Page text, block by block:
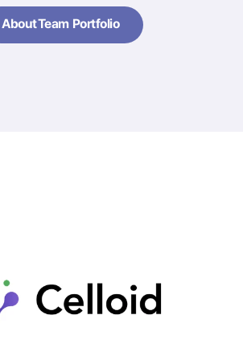
About
About
Team
Team
Portfolio
Portfolio